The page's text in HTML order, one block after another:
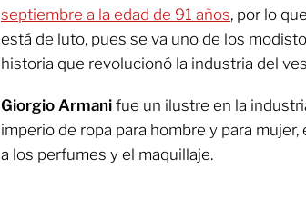
septiembre a la edad de 91 años, por lo
está de luto, pues se va uno de los
historia que revolucionó la industria del
Giorgio Armani fue un ilustre en la
imperio de ropa para hombre y para
a los perfumes y el maquillaje.